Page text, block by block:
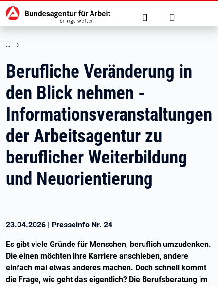
zu den Hauptinhalten springen
Hauptnavigation Suche Anmelden
Berufliche Veränderung in
den Blick nehmen -
Informationsveranstaltungen
der Arbeitsagentur zu
beruflicher Weiterbildung
und Neuorientierung
23.04.2026 | Presseinfo Nr. 24
Es gibt viele Gründe für Menschen, beruflich umzudenken.
Die einen möchten ihre Karriere anschieben, andere
einfach mal etwas anderes machen. Doch schnell kommt
die Frage, wie geht das eigentlich? Die Berufsberatung im